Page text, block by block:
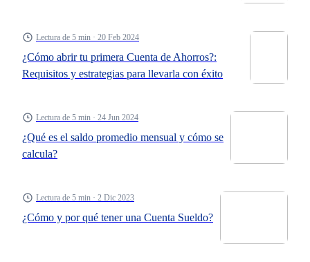
¿Cómo abrir tu primera Cuenta de Ahorros?:
Requisitos y estrategias para llevarla con éxito
Lectura de 5 min · 20 Feb 2024
¿Qué es el saldo promedio mensual y cómo se
calcula?
Lectura de 5 min · 24 Jun 2024
¿Cómo y por qué tener una Cuenta Sueldo?
Lectura de 5 min · 2 Dic 2023